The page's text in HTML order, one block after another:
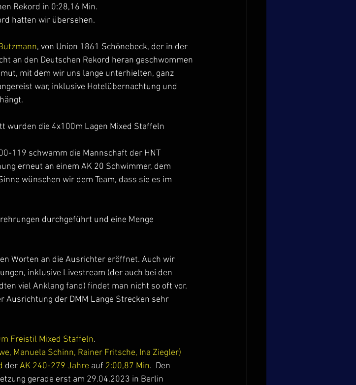
Rekord in 0:28,16 Min.
hatten wir übersehen.
, von Union 1861 Schönebeck, der in der
an den Deutschen Rekord heran geschwommen
mit dem wir uns lange unterhielten, ganz
war, inklusive Hotelübernachtung und
wurden die 4x100m Lagen Mixed Staffeln
119 schwamm die Mannschaft der HNT
erneut an einem AK 20 Schwimmer, dem
wünschen wir dem Team, dass sie es im
durchgeführt und eine Menge
Worten an die Ausrichter eröffnet. Auch wir
inklusive Livestream (der auch bei den
viel Anklang fand) findet man nicht so oft vor.
Ausrichtung der DMM Lange Strecken sehr
Freistil Mixed Staffeln.
Manuela Schinn, Rainer Fritsche, Ina Ziegler)
der AK 240-279 Jahre auf 2:00,87 Min.  Den
gerade erst am 29.04.2023 in Berlin